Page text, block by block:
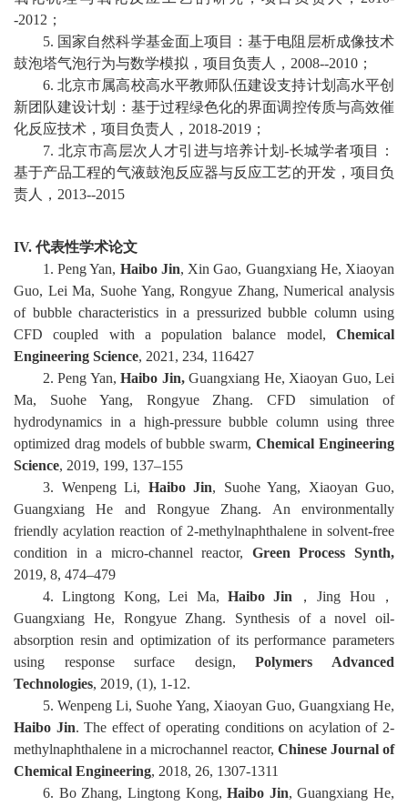
-2012 ；
5. 国家自然科学基金面上项目：基于电阻层析成像技术
鼓泡塔气泡行为与数学模拟， 项目负责人， 2008--2010 ；
6. 北京市属高校高水平教师队伍建设支持计划高水平创
新团队建设计划：基于过程绿色化的界面调控传质与高效催
化反应技术， 项目负责人， 2018-2019 ；
7. 北京市高层次 人才引进与培养计划-长城学者项目：
基于产品工程的气液鼓泡反应器与反应工艺的开发， 项目负
责人， 2013--2015
IV. 代表性学术论文
1 . Peng Yan, Haibo Jin, Xin Gao, Guangxiang He, Xiaoyan
Guo, Lei Ma, Suohe Yang, Rongyue Zhang, Numerical analysis
of bubble characteristics in a pressurized bubble column using
CFD coupled with a population balance model,Chemical
Engineering Science, 2021, 234, 116427
2. Peng Yan,Haibo Jin,Guangxiang He, Xiaoyan Guo, Lei
Ma, Suohe Yang, Rongyue Zhang. CFD simulation of
hydrodynamics in a high-pressure bubble column using three
optimized drag models of bubble swarm,Chemical Engineering
Science, 2019, 199, 137–155
3. Wenpeng Li, Haibo Jin, Suohe Yang, Xiaoyan Guo,
Guangxiang He and Rongyue Zhang. An environmentally
friendly acylation reaction of 2-methylnaphthalene in solvent-free
condition in a micro-channel reactor, Green Process Synth,
2019, 8, 474–479
4.Lingtong Kong, Lei Ma, Haibo Jin ，Jing Hou ，
Guangxiang He, Rongyue Zhang. Synthesis of a novel oil-
absorption resin and optimization of its performance parameters
using response surface design,Polymers Advanced
Technologies, 2019, (1), 1-12.
5. Wenpeng Li, Suohe Yang, Xiaoyan Guo, Guangxiang He,
Haibo Jin. The effect of operating conditions on acylation of 2-
methylnaphthalene in a microchannel reactor, Chinese Journal of
Chemical Engineering, 2018, 26, 1307-1311
6. Bo Zhang, Lingtong Kong,Haibo Jin, Guangxiang He,